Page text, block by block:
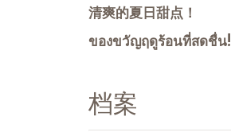
清爽的夏日甜点！
ของขวัญฤดูร้อนที่สดชื่น!
档案